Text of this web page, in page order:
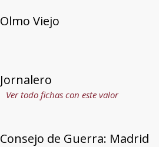
Olmo Viejo
Jornalero
Ver todo fichas con este valor
Consejo de Guerra: Madrid